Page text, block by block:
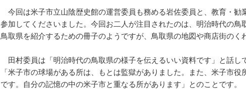
今回は米子市立山陰歴史館の運営委員も務める岩佐委員と、教育・勧
参加してくださいました。今回お二人が注目されたのは、明治時代の鳥
鳥取県を紹介するための冊子のようですが、鳥取県の地図や商店街のく
田村委員は「明治時代の鳥取県の様子を伝えるいい資料です」と話し
「米子市の球場がある所は、もとは監獄がありました。また、米子市
です。自分の記憶の中の米子市と重なる所があります」とのことです。